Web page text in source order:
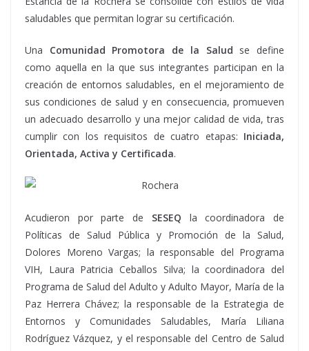
saludables que permitan lograr su certificación.
Una Comunidad Promotora de la Salud se define
como aquella en la que sus integrantes participan en la
creación de entornos saludables, en el mejoramiento de
sus condiciones de salud y en consecuencia, promueven
un adecuado desarrollo y una mejor calidad de vida, tras
cumplir con los requisitos de cuatro etapas: Iniciada,
Orientada, Activa y Certificada.
Acudieron por parte de SESEQ la coordinadora de
Políticas de Salud Pública y Promoción de la Salud,
Dolores Moreno Vargas; la responsable del Programa
VIH, Laura Patricia Ceballos Silva; la coordinadora del
Programa de Salud del Adulto y Adulto Mayor, María de la
Paz Herrera Chávez; la responsable de la Estrategia de
Entornos y Comunidades Saludables, María Liliana
Rodríguez Vázquez, y el responsable del Centro de Salud